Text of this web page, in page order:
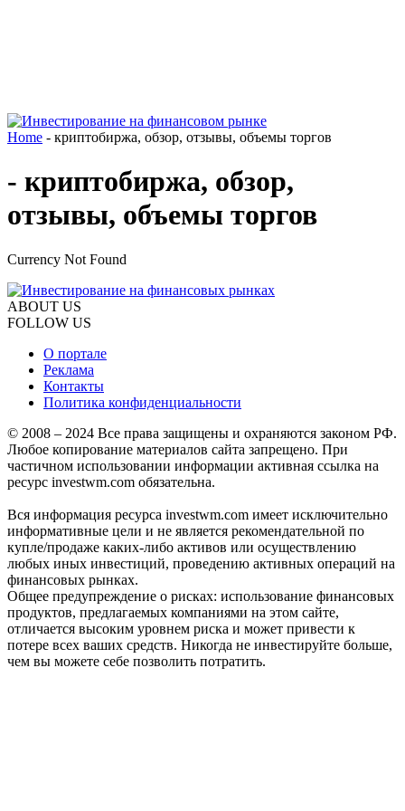
Home - криптобиржа, обзор, отзывы, объемы торгов
- криптобиржа, обзор,
отзывы, объемы торгов
Currency Not Found
ABOUT US
FOLLOW US
О портале
Реклама
Контакты
Политика конфиденциальности
© 2008 – 2024 Все права защищены и охраняются законом РФ.
Любое копирование материалов сайта запрещено. При
частичном использовании информации активная ссылка на
ресурс investwm.com обязательна.
Вся информация ресурса investwm.com имеет исключительно
информативные цели и не является рекомендательной по
купле/продаже каких-либо активов или осуществлению
любых иных инвестиций, проведению активных операций на
финансовых рынках.
Общее предупреждение о рисках: использование финансовых
продуктов, предлагаемых компаниями на этом сайте,
отличается высоким уровнем риска и может привести к
потере всех ваших средств. Никогда не инвестируйте больше,
чем вы можете себе позволить потратить.